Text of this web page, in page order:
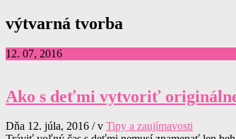
výtvarná tvorba
12. 07, 2016
Ako s deťmi vytvoriť
Dňa 12. júla, 2016 / v Tipy a zaujímavosti